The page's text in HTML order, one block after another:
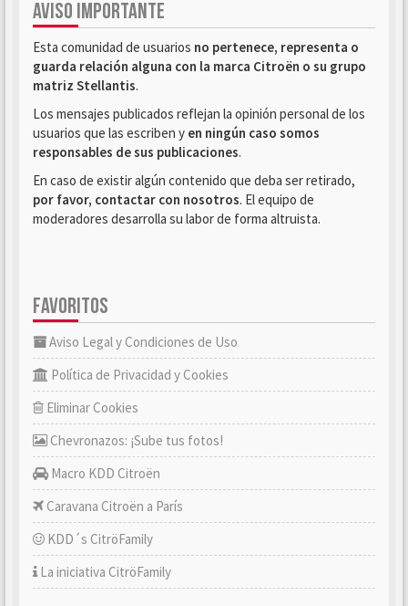
AVISO IMPORTANTE
Esta comunidad de usuarios no pertenece, representa o
guarda relación alguna con la marca Citroën o su grupo
matriz Stellantis.
Los mensajes publicados reflejan la opinión personal de los
usuarios que las escriben y en ningún caso somos
responsables de sus publicaciones.
En caso de existir algún contenido que deba ser retirado,
por favor, contactar con nosotros. El equipo de
moderadores desarrolla su labor de forma altruista.
FAVORITOS
Aviso Legal y Condiciones de Uso
Política de Privacidad y Cookies
Eliminar Cookies
Chevronazos: ¡Sube tus fotos!
Macro KDD Citroën
Caravana Citroën a París
KDD´s CitröFamily
La iniciativa CitröFamily